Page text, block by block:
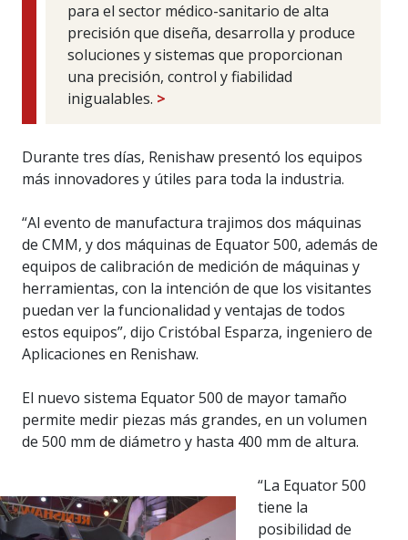
para el sector médico-sanitario de alta
precisión que diseña, desarrolla y produce
soluciones y sistemas que proporcionan
una precisión, control y fiabilidad
inigualables. >
Durante tres días, Renishaw presentó los equipos
más innovadores y útiles para toda la industria.
“Al evento de manufactura trajimos dos máquinas
de CMM, y dos máquinas de Equator 500, además de
equipos de calibración de medición de máquinas y
herramientas, con la intención de que los visitantes
puedan ver la funcionalidad y ventajas de todos
estos equipos”, dijo Cristóbal Esparza, ingeniero de
Aplicaciones en Renishaw.
El nuevo sistema Equator 500 de mayor tamaño
permite medir piezas más grandes, en un volumen
de 500 mm de diámetro y hasta 400 mm de altura.
“La Equator 500
tiene la
posibilidad de